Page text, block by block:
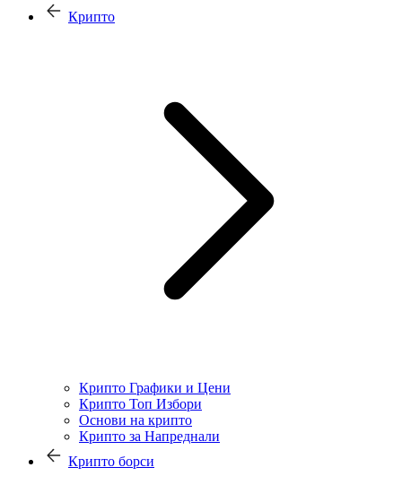
Крипто
Крипто Графики и Цени
Крипто Топ Избори
Основи на крипто
Крипто за Напреднали
Крипто борси